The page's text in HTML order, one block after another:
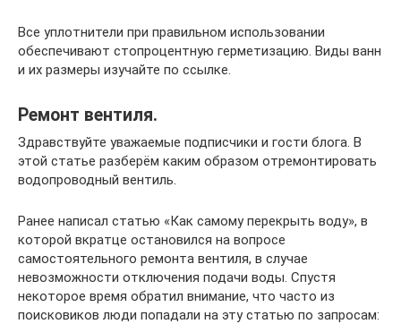
Все уплотнители при правильном использовании
обеспечивают стопроцентную герметизацию. Виды ванн
и их размеры изучайте по ссылке.
Ремонт вентиля.
Здравствуйте уважаемые подписчики и гости блога. В
этой статье разберём каким образом отремонтировать
водопроводный вентиль.
Ранее написал статью «Как самому перекрыть воду», в
которой вкратце остановился на вопросе
самостоятельного ремонта вентиля, в случае
невозможности отключения подачи воды. Спустя
некоторое время обратил внимание, что часто из
поисковиков люди попадали на эту статью по запросам: